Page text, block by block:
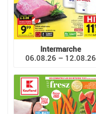
Intermarche
06.08.26 – 12.08.26